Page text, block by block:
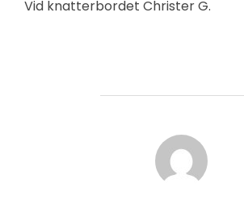
Vid knatterbordet Christer G.
INLÄGGSFÖRFATTARE